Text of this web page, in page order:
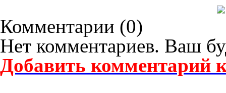
Комментарии (0)
Нет комментариев. Ваш
Добавить комментарий